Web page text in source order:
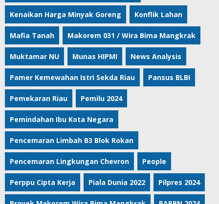
Kenaikan Harga Minyak Goreng Konflik Lahan
Mafia Tanah Makorem 031 / Wira Bima Mangkrak
Muktamar NU Munas HIPMI News Analysis
Pamer Kemewahan Istri Sekda Riau Pansus BLBI
Pemekaran Riau Pemilu 2024
Pemindahan Ibu Kota Negara
Pencemaran Limbah B3 Blok Rokan
Pencemaran Lingkungan Chevron People
Perppu Cipta Kerja Piala Dunia 2022 Pilpres 2024